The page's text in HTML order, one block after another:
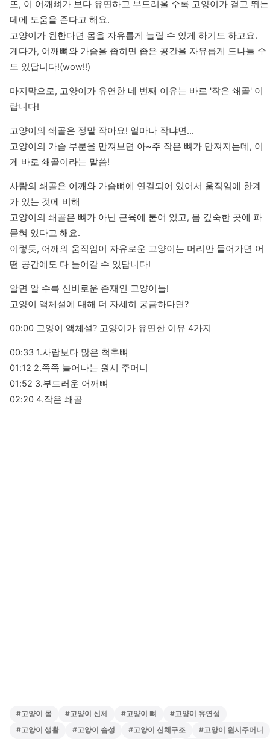
또, 이 어깨뼈가 보다 유연하고 부드러울 수록 고양이가 걷고 뛰는
데에 도움을 준다고 해요.
고양이가 원한다면 몸을 자유롭게 늘릴 수 있게 하기도 하고요.
게다가, 어깨뼈와 가슴을 좁히면 좁은 공간을 자유롭게 드나들 수
도 있답니다!(wow!!)
마지막으로, 고양이가 유연한 네 번째 이유는 바로 '작은 쇄골' 이
랍니다!
고양이의 쇄골은 정말 작아요! 얼마나 작냐면...
고양이의 가슴 부분을 만져보면 아~주 작은 뼈가 만져지는데, 이
게 바로 쇄골이라는 말씀!
사람의 쇄골은 어깨와 가슴뼈에 연결되어 있어서 움직임에 한계
가 있는 것에 비해
고양이의 쇄골은 뼈가 아닌 근육에 붙어 있고, 몸 깊숙한 곳에 파
묻혀 있다고 해요.
이렇듯, 어깨의 움직임이 자유로운 고양이는 머리만 들어가면 어
떤 공간에도 다 들어갈 수 있답니다!
알면 알 수록 신비로운 존재인 고양이들!
고양이 액체설에 대해 더 자세히 궁금하다면?
00:00 고양이 액체설? 고양이가 유연한 이유 4가지
00:33 1.사람보다 많은 척추뼈
01:12 2.쭉쭉 늘어나는 원시 주머니
01:52 3.부드러운 어깨뼈
02:20 4.작은 쇄골
#고양이 몸 #고양이 신체 #고양이 뼈 #고양이 유연성
#고양이 생활 #고양이 습성 #고양이 신체구조 #고양이 원시주머니